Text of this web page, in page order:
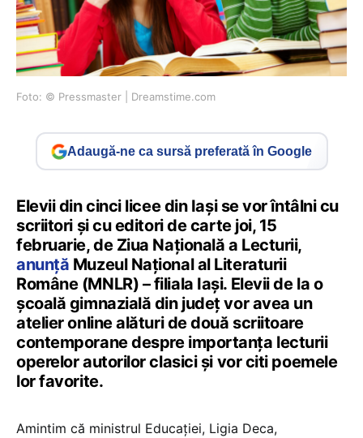
Foto: © Pressmaster | Dreamstime.com
Adaugă-ne ca sursă preferată în Google
Elevii din cinci licee din Iași se vor întâlni cu
scriitori și cu editori de carte joi, 15
februarie, de Ziua Națională a Lecturii,
anunță Muzeul Național al Literaturii
Române (MNLR) – filiala Iași. Elevii de la o
școală gimnazială din județ vor avea un
atelier online alături de două scriitoare
contemporane despre importanța lecturii
operelor autorilor clasici și vor citi poemele
lor favorite.
Amintim că ministrul Educației, Ligia Deca,